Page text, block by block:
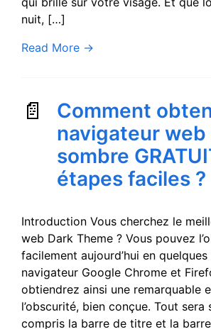
nuit, […]
Read More →
Comment
navigateur web
sombre
étapes faciles ?
Introduction Vous cherchez le
web Dark Theme ? Vous pouvez
facilement aujourd’hui en
navigateur Google Chrome et
obtiendrez ainsi une remarquable
l’obscurité, bien conçue. Tout sera
compris la barre de titre et la barre